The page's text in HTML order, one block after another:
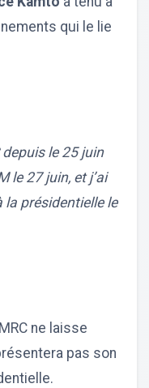
qui le lie
depuis le 25 juin
le 27 juin, et j’ai
présidentielle le
ne laisse
pas son